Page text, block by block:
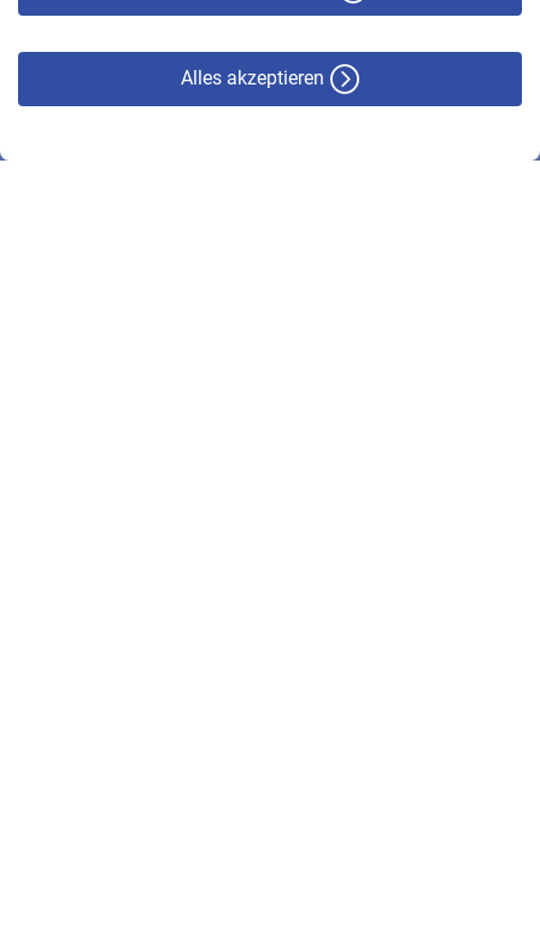
Alles akzeptieren
© VBL 2026